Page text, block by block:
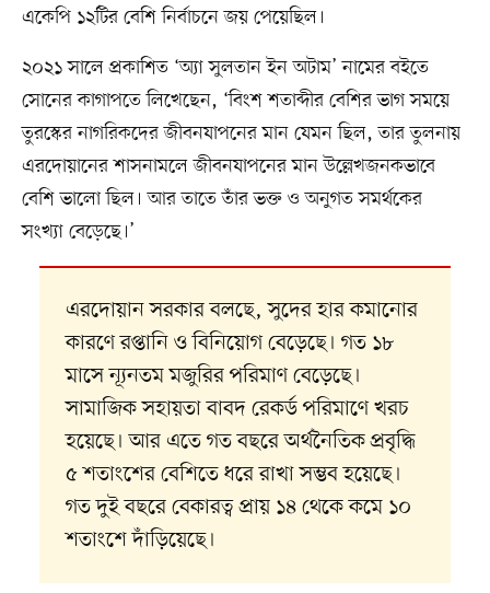
একেপি ১২টির বেশি নির্বাচনে জয় পেয়েছিল।
২০২১ সালে প্রকাশিত ‘অ্যা সুলতান ইন অটাম’ নামের বইতে
সোনের কাগাপতে লিখেছেন, ‘বিংশ শতাব্দীর বেশির ভাগ সময়ে
তুরস্কের নাগরিকদের জীবনযাপনের মান যেমন ছিল, তার তুলনায়
এরদোয়ানের শাসনামলে জীবনযাপনের মান উল্লেখজনকভাবে
বেশি ভালো ছিল। আর তাতে তাঁর ভক্ত ও অনুগত সমর্থকের
সংখ্যা বেড়েছে।’
এরদোয়ান সরকার বলছে, সুদের হার কমানোর
কারণে রপ্তানি ও বিনিয়োগ বেড়েছে। গত ১৮
মাসে ন্যূনতম মজুরির পরিমাণ বেড়েছে।
সামাজিক সহায়তা বাবদ রেকর্ড পরিমাণে খরচ
হয়েছে। আর এতে গত বছরে অর্থনৈতিক প্রবৃদ্ধি
৫ শতাংশের বেশিতে ধরে রাখা সম্ভব হয়েছে।
গত দুই বছরে বেকারত্ব প্রায় ১৪ থেকে কমে ১০
শতাংশে দাঁড়িয়েছে।